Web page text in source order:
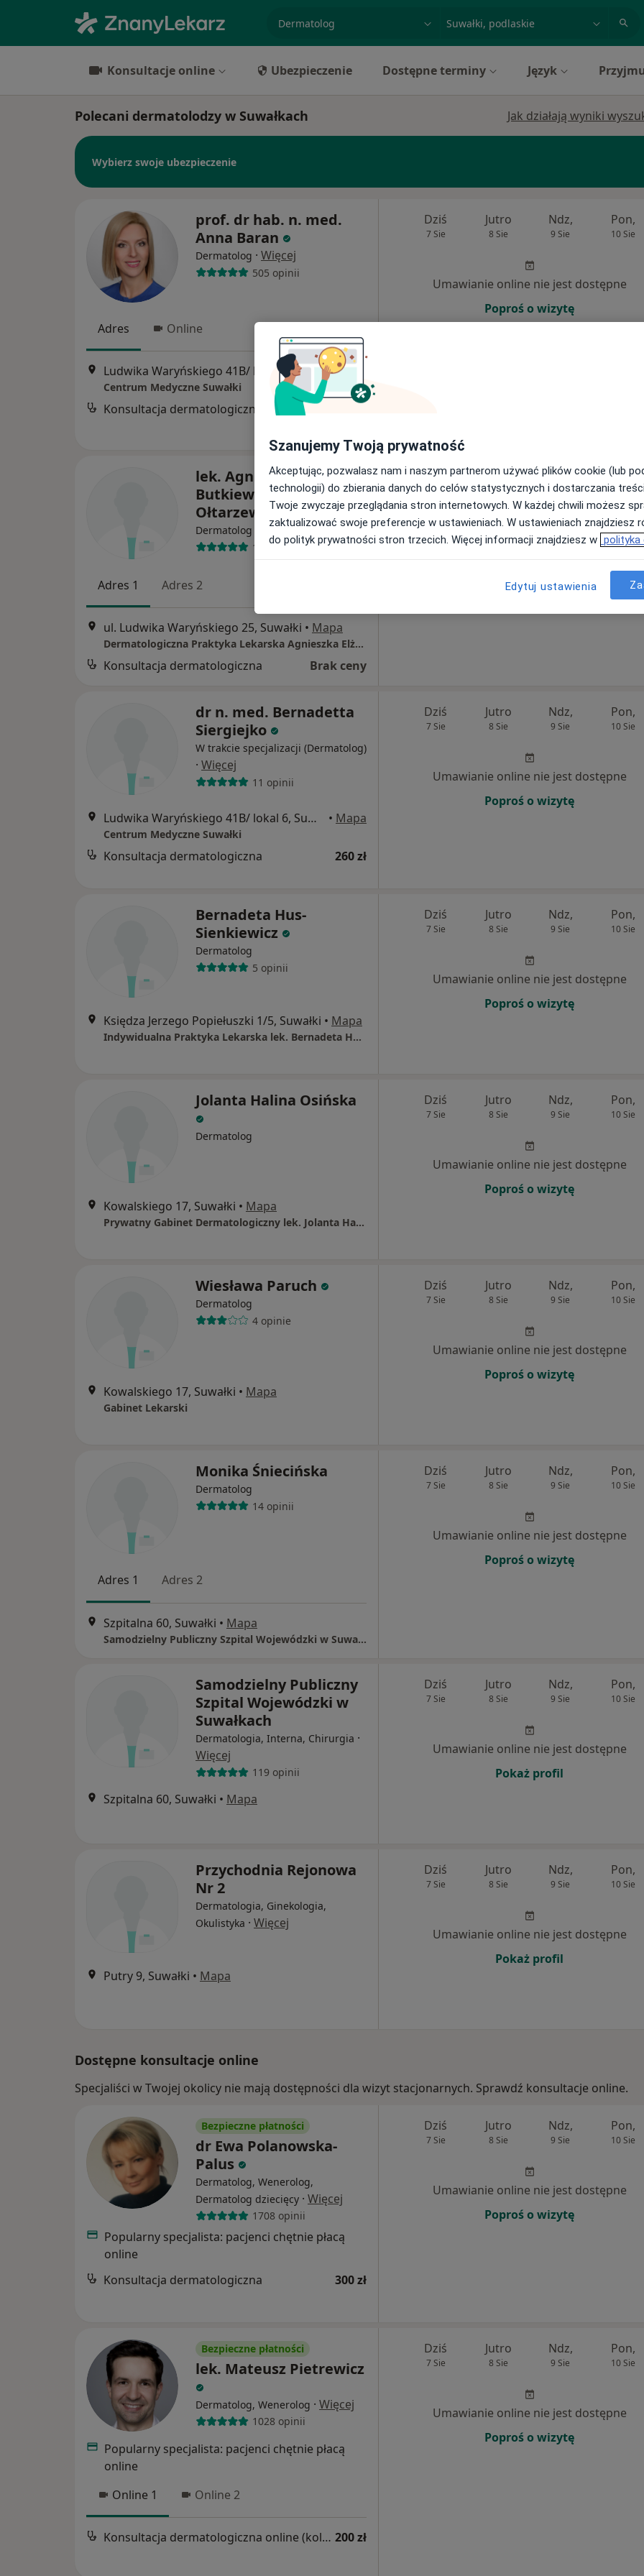
Konsultacje online Ubezpieczenie Dostępne terminy Język
Polecani dermatolodzy w Suwałkach Jak działają wyniki
Wybierz swoje ubezpieczenie
prof. dr hab. n. med.
Anna Baran
Dermatolog · Więcej
505 opinii
Adres Online
Ludwika Waryńskiego 41B/ lokal 6, Suwałki •Mapa
Centrum Medyczne Suwałki
Konsultacja dermatologiczna
Dziś
7 Sie
Jutro
8 Sie
Ndz,
9 Sie
Pon,
10 Sie
Umawianie online nie jest dostępne
Poproś o wizytę
lek. Agnieszka
Butkiewicz-
Ołtarzewska
Dermatolog
1 opinia
Adres 1 Adres 2
ul. Ludwika Waryńskiego 25, Suwałki • Mapa
Dermatologiczna Praktyka Lekarska Agnieszka Elżbieta Butkiewicz-Ołtarzewska
Konsultacja dermatologiczna Brak ceny
Dziś
7 Sie
Jutro
8 Sie
Ndz,
9 Sie
Pon,
10 Sie
Umawianie online nie jest dostępne
dr n. med. Bernadetta
Siergiejko
W trakcie specjalizacji (Dermatolog)
· Więcej
11 opinii
Ludwika Waryńskiego 41B/ lokal 6, Suwałki • Mapa
Centrum Medyczne Suwałki
Konsultacja dermatologiczna 260 zł
Dziś
7 Sie
Jutro
8 Sie
Ndz,
9 Sie
Pon,
10 Sie
Umawianie online nie jest dostępne
Poproś o wizytę
Bernadeta Hus-
Sienkiewicz
Dermatolog
5 opinii
Księdza Jerzego Popiełuszki 1/5, Suwałki • Mapa
Indywidualna Praktyka Lekarska lek. Bernadeta Hus-Sienkiewicz
Dziś
7 Sie
Jutro
8 Sie
Ndz,
9 Sie
Pon,
10 Sie
Umawianie online nie jest dostępne
Poproś o wizytę
Jolanta Halina Osińska
Dermatolog
Kowalskiego 17, Suwałki • Mapa
Prywatny Gabinet Dermatologiczny lek. Jolanta Halina Osińska
Dziś
7 Sie
Jutro
8 Sie
Ndz,
9 Sie
Pon,
10 Sie
Umawianie online nie jest dostępne
Poproś o wizytę
Wiesława Paruch
Dermatolog
4 opinie
Kowalskiego 17, Suwałki • Mapa
Gabinet Lekarski
Dziś
7 Sie
Jutro
8 Sie
Ndz,
9 Sie
Pon,
10 Sie
Umawianie online nie jest dostępne
Poproś o wizytę
Monika Śniecińska
Dermatolog
14 opinii
Adres 1 Adres 2
Szpitalna 60, Suwałki • Mapa
Samodzielny Publiczny Szpital Wojewódzki w Suwałkach
Dziś
7 Sie
Jutro
8 Sie
Ndz,
9 Sie
Pon,
10 Sie
Umawianie online nie jest dostępne
Poproś o wizytę
Samodzielny Publiczny
Szpital Wojewódzki w
Suwałkach
Dermatologia, Interna, Chirurgia ·
Więcej
119 opinii
Szpitalna 60, Suwałki • Mapa
Dziś
7 Sie
Jutro
8 Sie
Ndz,
9 Sie
Pon,
10 Sie
Umawianie online nie jest dostępne
Pokaż profil
Przychodnia Rejonowa
Nr 2
Dermatologia, Ginekologia,
Okulistyka · Więcej
Putry 9, Suwałki • Mapa
Dziś
7 Sie
Jutro
8 Sie
Ndz,
9 Sie
Pon,
10 Sie
Umawianie online nie jest dostępne
Pokaż profil
Dostępne konsultacje online
Specjaliści w Twojej okolicy nie mają dostępności dla wizyt stacjonarnych. Sprawdź konsultacje online.
Bezpieczne płatności
dr Ewa Polanowska-
Palus
Dermatolog, Wenerolog,
Dermatolog dziecięcy · Więcej
1708 opinii
Popularny specjalista: pacjenci chętnie płacą
online
Konsultacja dermatologiczna
300 zł
Dziś
7 Sie
Jutro
8 Sie
Ndz,
9 Sie
Pon,
10 Sie
Umawianie online nie jest dostępne
Poproś o wizytę
Bezpieczne płatności
lek. Mateusz Pietrewicz
Dermatolog, Wenerolog · Więcej
1028 opinii
Popularny specjalista: pacjenci chętnie płacą
online
Online 1
Online 2
Konsultacja dermatologiczna online (kolejna wizyta) 200 zł
Dziś
7 Sie
Jutro
8 Sie
Ndz,
9 Sie
Pon,
10 Sie
Umawianie online nie jest dostępne
Poproś o wizytę
Szanujemy Twoją prywatność
Akceptując, pozwalasz nam i naszym partnerom używać plików cookie (lub
technologii) do zbierania danych do celów statystycznych i dostarczania
Twoje zwyczaje przeglądania stron internetowych. W każdej chwili możesz
zaktualizować swoje preferencje w ustawieniach. W ustawieniach znajdziesz
do polityk prywatności stron trzecich. Więcej informacji znajdziesz w polityka
Edytuj ustawienia